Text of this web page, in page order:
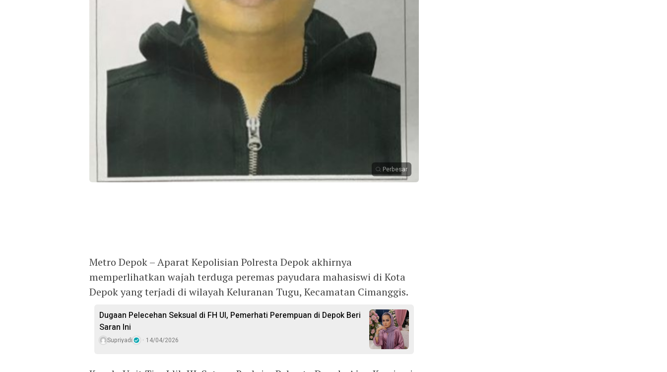
Perbesar
Metro Depok – Aparat Kepolisian Polresta Depok akhirnya
memperlihatkan wajah terduga peremas payudara mahasiswi di Kota
Depok yang terjadi di wilayah Keluranan Tugu, Kecamatan Cimanggis.
Dugaan Pelecehan Seksual di FH UI, Pemerhati Perempuan di Depok Beri
Saran Ini
Supriyadi 14/04/2026